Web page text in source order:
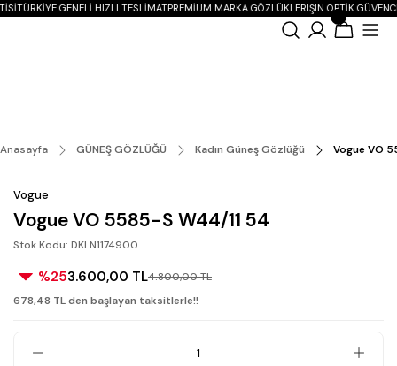
TÜRKIYE GENELI HIZLI TESLIMATPREMIUM MARKA GÖZLÜKLERIŞIN OPTIK
Anasayfa GÜNEŞ GÖZLÜĞÜ Kadın Güneş Gözlüğü Vogue VO
Vogue
Vogue VO 5585-S W44/11 54
Stok Kodu: DKLN1174900
%253.600,00 TL4.800,00 TL
678,48 TL den başlayan taksitlerle!!